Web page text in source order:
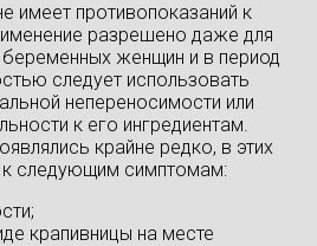
имеет противопоказаний к
разрешено даже для
беременных женщин и в период
следует использовать
непереносимости или
к его ингредиентам.
крайне редко, в этих
к следующим симптомам:
крапивницы на месте